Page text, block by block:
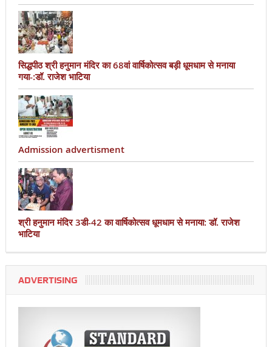
सिद्धपीठ श्री हनुमान मंदिर का 68वां वार्षिकोत्सव बड़ी धूमधाम से मनाया
गया-:डॉ. राजेश भाटिया
Admission advertisment
श्री हनुमान मंदिर 3डी-42 का वार्षिकोत्सव धूमधाम से मनाया: डॉ. राजेश
भाटिया
ADVERTISING